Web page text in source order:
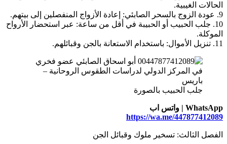
الحالات الغيبية.
9. عودة الزوج بالسحر الصابئي: إعادة الأزواج المنفصلين إلى بيتهم.
10. جلب الحبيب أو الحبيبة في أقل من ساعة: عبر استحضار الأرواح
الموكلة.
11. تنزيل الأموال: باستخدام الاستعانة بالجن وقبائلهم.
جلب الحبيب بالصورة
WhatsApp | واتس اب
https://wa.me/447877412089
الفصل الثالث: تسخير ملوك وقبائل الجن